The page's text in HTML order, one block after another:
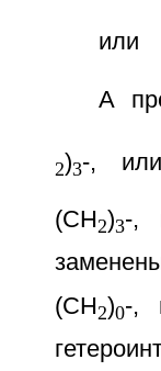
или
А
2)3-,
(CH2)3-,
(CH2)0-,